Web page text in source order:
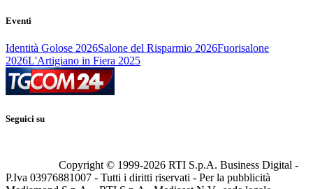
Eventi
Identità Golose 2026Salone del Risparmio 2026Fuorisalone
2026L'Artigiano in Fiera 2025
Seguici su
Copyright © 1999-2026 RTI S.p.A. Business Digital -
P.Iva 03976881007 - Tutti i diritti riservati - Per la pubblicità